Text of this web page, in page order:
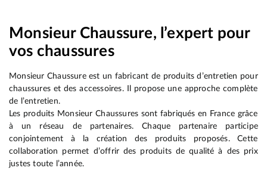
Monsieur Chaussure, l’expert pour
vos chaussures
Monsieur Chaussure est un fabricant de produits d’entretien pour
chaussures et des accessoires. Il propose une approche complète
de l’entretien.
Les produits Monsieur Chaussures sont fabriqués en France grâce
à un réseau de partenaires. Chaque partenaire participe
conjointement à la création des produits proposés. Cette
collaboration permet d’offrir des produits de qualité à des prix
justes toute l’année.